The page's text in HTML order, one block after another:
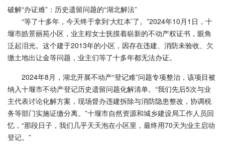
破解“办证难”：历史遗留问题的“湖北解法”
“等了十多年，今天终于拿到‘大红本’了。”2024年10月1日，十
堰市皓景丽苑小区，业主程女士抚摸着崭新的不动产权证书，眼角
泛起泪光。这个建于2013年的小区，因存在违建、消防未验收、欠
缴土地出让金等问题，业主们等了十多年都无法办证。
2024年8月，湖北开展不动产“登记难”问题专项整治，该项目被
纳入十堰市不动产登记历史遗留问题化解清单。“我们先后5次与业
主代表讨论化解方案，现场督办违建拆除与消防隐患整改，协调税
务等部门实施证缴分离。”十堰市自然资源和城乡建设局工作人员回
忆，“那段日子，我们几乎天天泡在小区里，最终用70天为业主启动
登记。”